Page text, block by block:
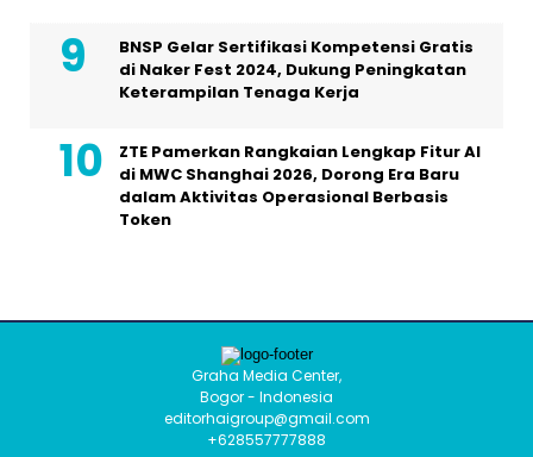
BNSP Gelar Sertifikasi Kompetensi Gratis
di Naker Fest 2024, Dukung Peningkatan
Keterampilan Tenaga Kerja
ZTE Pamerkan Rangkaian Lengkap Fitur AI
di MWC Shanghai 2026, Dorong Era Baru
dalam Aktivitas Operasional Berbasis
Token
Graha Media Center,
Bogor - Indonesia
editorhaigroup@gmail.com
+628557777888